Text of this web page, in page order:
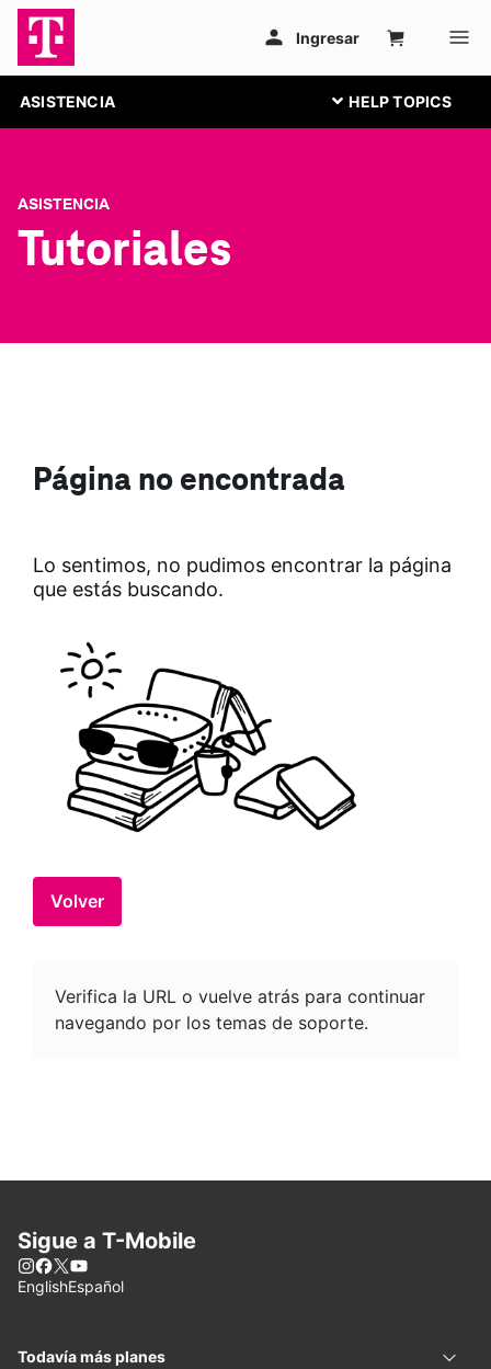
ASISTENCIA
ASISTENCIA
Tutoriales